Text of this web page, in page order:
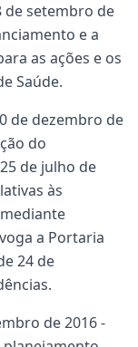
de setembro de
e a
as ações e os
Saúde.
de dezembro de
do
de julho de
às
a Portaria
24 de
de 2016 -